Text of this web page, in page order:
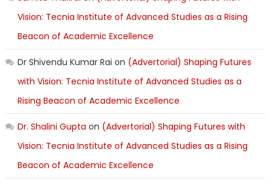
Vision: Tecnia Institute of Advanced Studies as a Rising
Beacon of Academic Excellence
Dr Shivendu Kumar Rai on (Advertorial) Shaping Futures
with Vision: Tecnia Institute of Advanced Studies as a
Rising Beacon of Academic Excellence
Dr. Shalini Gupta on (Advertorial) Shaping Futures with
Vision: Tecnia Institute of Advanced Studies as a Rising
Beacon of Academic Excellence